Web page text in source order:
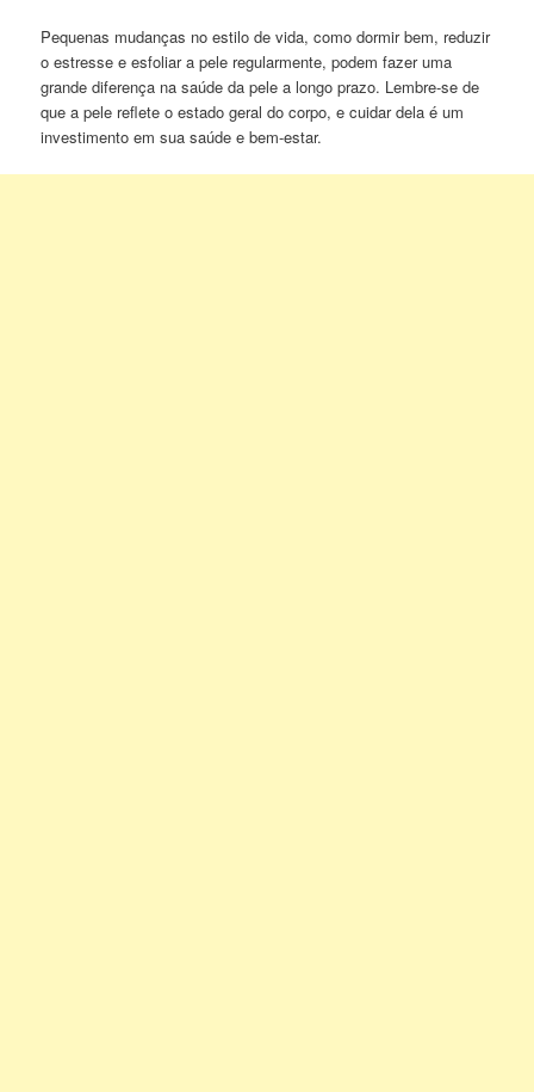
Pequenas mudanças no estilo de vida, como dormir bem, reduzir
o estresse e esfoliar a pele regularmente, podem fazer uma
grande diferença na saúde da pele a longo prazo. Lembre-se de
que a pele reflete o estado geral do corpo, e cuidar dela é um
investimento em sua saúde e bem-estar.